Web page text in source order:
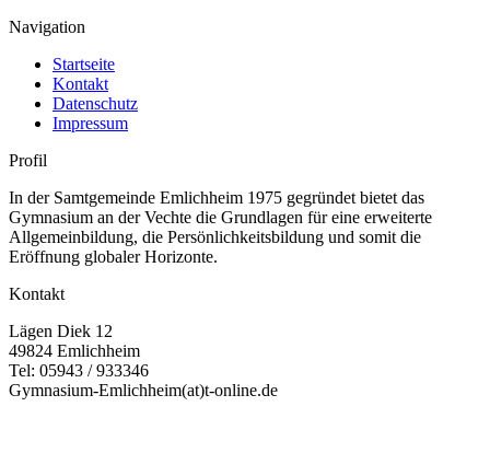
Navigation
Startseite
Kontakt
Datenschutz
Impressum
Profil
In der Samtgemeinde Emlichheim 1975 gegründet bietet das
Gymnasium an der Vechte die Grundlagen für eine erweiterte
Allgemeinbildung, die Persönlichkeitsbildung und somit die
Eröffnung globaler Horizonte.
Kontakt
Lägen Diek 12
49824 Emlichheim
Tel: 05943 / 933346
Gymnasium-Emlichheim(at)t-online.de